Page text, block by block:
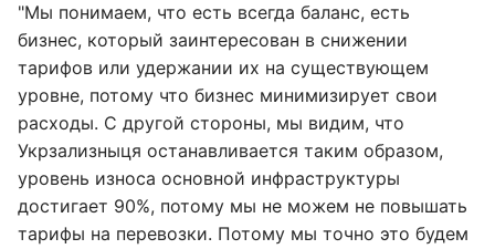
"Мы понимаем, что есть всегда баланс, есть
бизнес, который заинтересован в снижении
тарифов или удержании их на существующем
уровне, потому что бизнес минимизирует свои
расходы. С другой стороны, мы видим, что
Укрзализныця останавливается таким образом,
уровень износа основной инфраструктуры
достигает 90%, потому мы не можем не повышать
тарифы на перевозки. Потому мы точно это будем